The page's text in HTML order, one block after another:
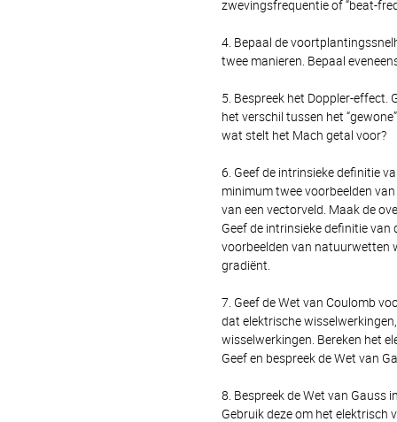
zwevingsfrequentie of “beat-
4. Bepaal de
twee manieren. Bepaal
5. Bespreek het Doppler-effect.
het verschil tussen het
wat stelt het Mach getal voor?
6. Geef de intrinsieke definitie
minimum twee voorbeelden
van een vectorveld. Maak de
Geef de intrinsieke definitie van
voorbeelden van natuurwetten
gradiënt.
7. Geef de Wet van Coulomb
dat elektrische
wisselwerkingen. Bereken het
Geef en bespreek de Wet van
8. Bespreek de Wet van Gauss
Gebruik deze om het elektrisch